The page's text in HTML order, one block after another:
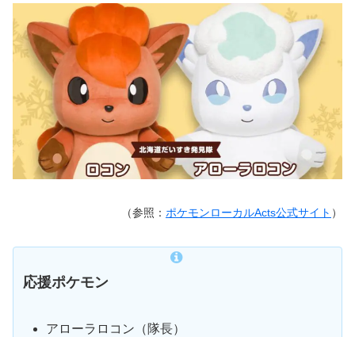
（参照： ポケモンローカルActs公式サイト ）
応援ポケモン
アローラロコン（隊長）